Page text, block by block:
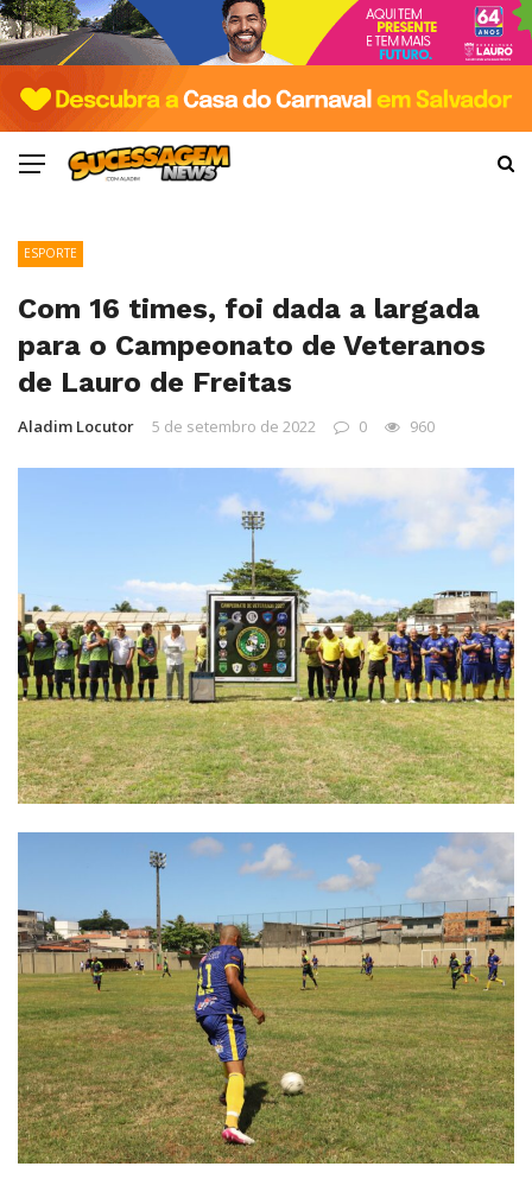
ESPORTE
Com 16 times, foi dada a largada
para o Campeonato de Veteranos
de Lauro de Freitas
Aladim Locutor 5 de setembro de 2022 0 960